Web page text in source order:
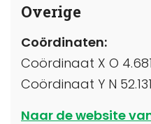
Overige
Coördinaten:
Coördinaat X O
Coördinaat Y N
Naar de website